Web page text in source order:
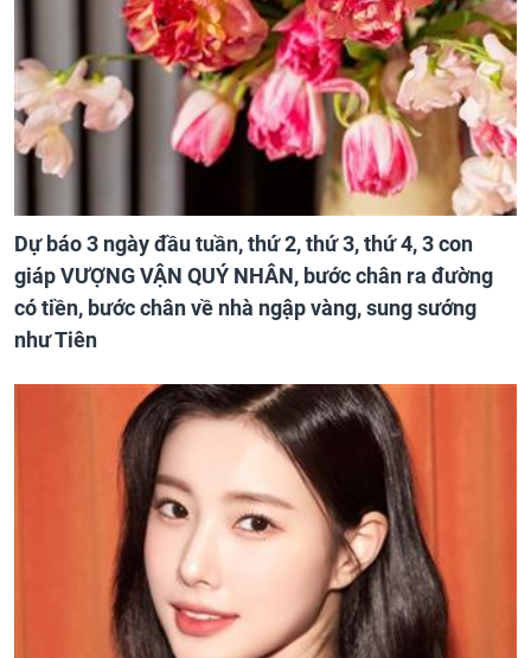
Dự báo 3 ngày đầu tuần, thứ 2, thứ 3, thứ 4, 3 con
giáp VƯỢNG VẬN QUÝ NHÂN, bước chân ra đường
có tiền, bước chân về nhà ngập vàng, sung sướng
như Tiên